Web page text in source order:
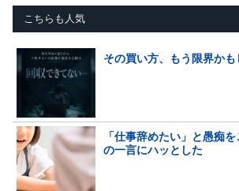
こちらも人気
その買い方、もう限界かも
「仕事辞めたい」と愚痴
の一言にハッとした